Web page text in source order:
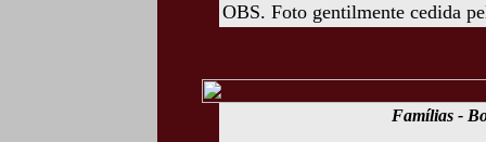
OBS. Foto gentilmente cedida
Famílias -